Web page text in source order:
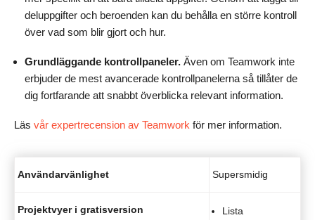
deluppgifter och beroenden kan du behålla en större kontroll
över vad som blir gjort och hur.
Grundläggande kontrollpaneler. Även om Teamwork inte
erbjuder de mest avancerade kontrollpanelerna så tillåter de
dig fortfarande att snabbt överblicka relevant information.
Läs vår expertrecension av Teamwork för mer information.
Användarvänlighet Supersmidig
Projektvyer i gratisversion
Lista